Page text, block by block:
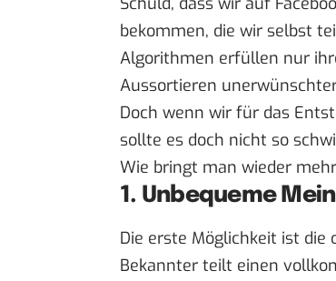
bekommen, die wir selbst
Algorithmen erfüllen nur
Aussortieren
Doch wenn wir für das
sollte es doch nicht so
Wie bringt man wieder
1. Unbequeme
Die erste Möglichkeit ist
Bekannter teilt einen